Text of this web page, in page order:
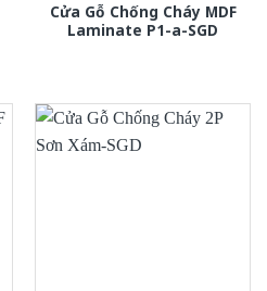
Cửa Gỗ Chống Cháy MDF
Laminate P1-a-SGD